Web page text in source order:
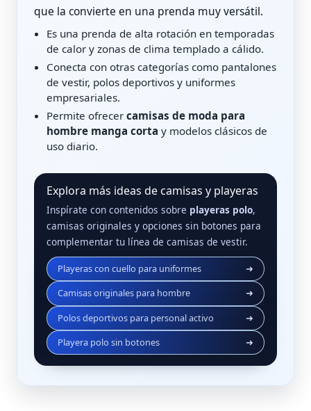
que la convierte en una prenda muy versátil.
Es una prenda de alta rotación en temporadas
de calor y zonas de clima templado a cálido.
Conecta con otras categorías como pantalones
de vestir, polos deportivos y uniformes
empresariales.
Permite ofrecer camisas de moda para
hombre manga corta y modelos clásicos de
uso diario.
Explora más ideas de camisas y playeras
Inspírate con contenidos sobre playeras polo,
camisas originales y opciones sin botones para
complementar tu línea de camisas de vestir.
Playeras con cuello para uniformes
➜
Camisas originales para hombre
➜
Polos deportivos para personal activo
➜
Playera polo sin botones
➜